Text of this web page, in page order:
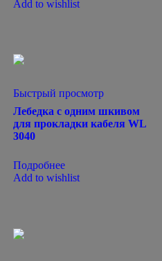
Add to wishlist
Быстрый просмотр
Лебедка с одним шкивом
для прокладки кабеля WL
3040
Подробнее
Add to wishlist